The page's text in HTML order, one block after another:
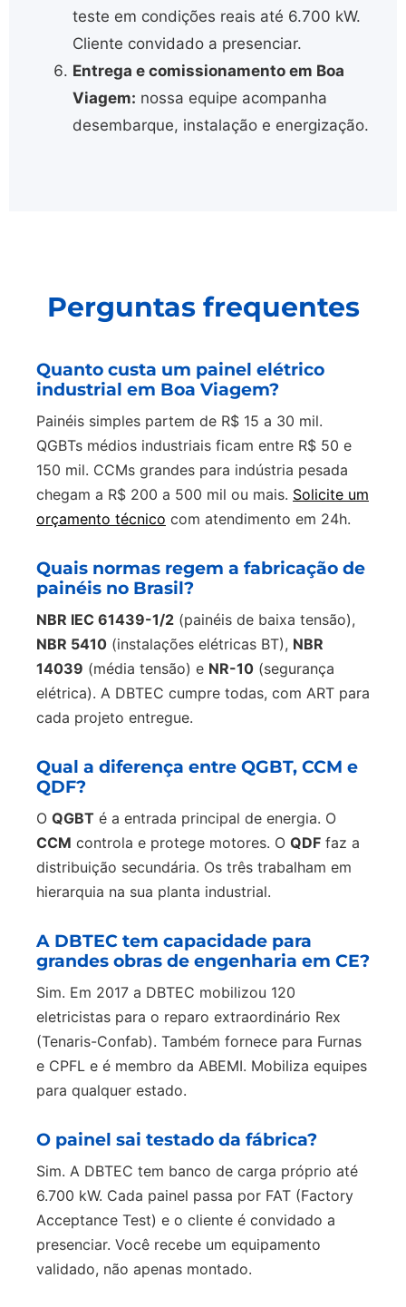
teste em condições reais até 6.700 kW.
Cliente convidado a presenciar.
Entrega e comissionamento em Boa
Viagem: nossa equipe acompanha
desembarque, instalação e energização.
Perguntas frequentes
Quanto custa um painel elétrico
industrial em Boa Viagem?
Painéis simples partem de R$ 15 a 30 mil.
QGBTs médios industriais ficam entre R$ 50 e
150 mil. CCMs grandes para indústria pesada
chegam a R$ 200 a 500 mil ou mais. Solicite um
orçamento técnico com atendimento em 24h.
Quais normas regem a fabricação de
painéis no Brasil?
NBR IEC 61439-1/2 (painéis de baixa tensão),
NBR 5410 (instalações elétricas BT), NBR
14039 (média tensão) e NR-10 (segurança
elétrica). A DBTEC cumpre todas, com ART para
cada projeto entregue.
Qual a diferença entre QGBT, CCM e
QDF?
O QGBT é a entrada principal de energia. O
CCM controla e protege motores. O QDF faz a
distribuição secundária. Os três trabalham em
hierarquia na sua planta industrial.
A DBTEC tem capacidade para
grandes obras de engenharia em CE?
Sim. Em 2017 a DBTEC mobilizou 120
eletricistas para o reparo extraordinário Rex
(Tenaris-Confab). Também fornece para Furnas
e CPFL e é membro da ABEMI. Mobiliza equipes
para qualquer estado.
O painel sai testado da fábrica?
Sim. A DBTEC tem banco de carga próprio até
6.700 kW. Cada painel passa por FAT (Factory
Acceptance Test) e o cliente é convidado a
presenciar. Você recebe um equipamento
validado, não apenas montado.